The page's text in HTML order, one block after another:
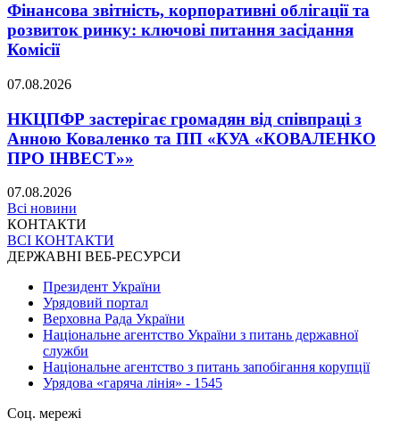
Фінансова звітність, корпоративні облігації та
розвиток ринку: ключові питання засідання
Комісії
07.08.2026
НКЦПФР застерігає громадян від співпраці з
Анною Коваленко та ПП «КУА «КОВАЛЕНКО
ПРО ІНВЕСТ»»
07.08.2026
Всі новини
КОНТАКТИ
ВСІ КОНТАКТИ
ДЕРЖАВНІ ВЕБ-РЕСУРСИ
Президент України
Урядовий портал
Верховна Рада України
Національне агентство України з питань державної
служби
Національне агентство з питань запобігання корупції
Урядова «гаряча лінія» - 1545
Соц. мережі